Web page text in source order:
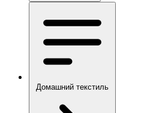
Домашний текстиль